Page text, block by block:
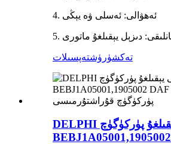
4. ئەھۋالى: ئەسلى ۋە يېڭى
دىزېل يېقىلغۇ ماتورى
تەكشۈرۈشتەپسىلات
DELPHI ئەسلى يېقىلغۇ پۈركۈگۈچ